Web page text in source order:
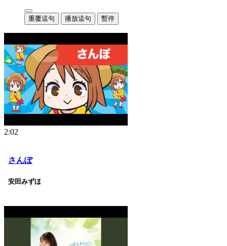
重覆這句 播放這句 暫停
2:02
さんぽ
安田みずほ